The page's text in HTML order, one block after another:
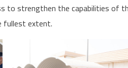
to strengthen the capabilities
fullest extent.